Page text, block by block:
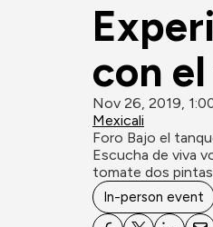
con
Nov 26, 2019,
Mexicali
Foro Bajo el
Escucha de viva
tomate dos
In-person event